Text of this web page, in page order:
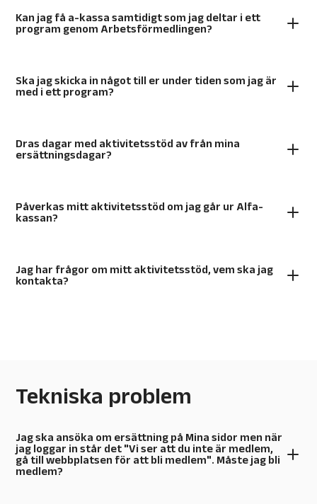
Kan jag få a-kassa samtidigt som jag deltar i ett
program genom Arbetsförmedlingen?
Ska jag skicka in något till er under tiden som jag är
med i ett program?
Dras dagar med aktivitetsstöd av från mina
ersättningsdagar?
Påverkas mitt aktivitetsstöd om jag går ur Alfa-
kassan?
Jag har frågor om mitt aktivitetsstöd, vem ska jag
kontakta?
Tekniska problem
Jag ska ansöka om ersättning på Mina sidor men när
jag loggar in står det "Vi ser att du inte är medlem,
gå till webbplatsen för att bli medlem". Måste jag bli
medlem?